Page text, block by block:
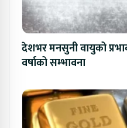
देशभर मनसुनी वायुको
वर्षाको सम्भावना